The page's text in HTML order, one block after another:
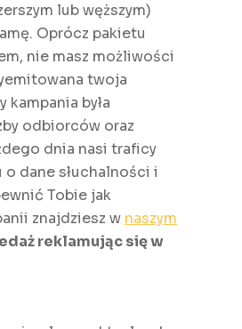
lub węższym)
Oprócz pakietu
nie masz możliwości
twoja
była
odbiorców oraz
dnia nasi traficy
dane słuchalności i
Tobie jak
znajdziesz w naszym
reklamując się w